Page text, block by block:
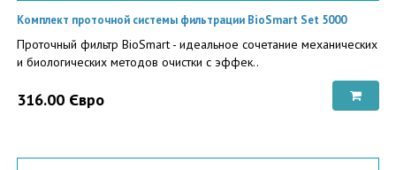
Комплект проточной системы фильтрации BioSmart Set 5000
Проточный фильтр BioSmart - идеальное сочетание механических
и биологических методов очистки с эффек..
316.00 Євро